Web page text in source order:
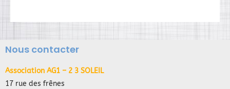
Nous contacter
Association AG1 – 2 3 SOLEIL
17 rue des frênes